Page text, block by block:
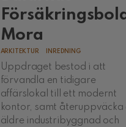
Mora
ARKITEKTUR INREDNING
Uppdraget bestod i att
förvandla en tidigare
affärslokal till ett modernt
kontor, samt återuppväcka
äldre industribyggnad och